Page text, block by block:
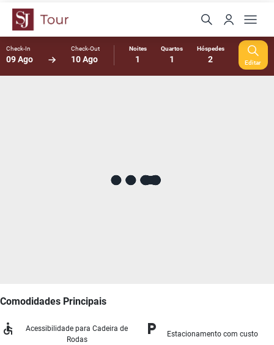
Check-In
09 Ago
Check-Out
10 Ago
Noites
1
Quartos
1
Hóspedes
2 Editar
Comodidades Principais
Acessibilidade para Cadeira de
Rodas
Estacionamento com custo